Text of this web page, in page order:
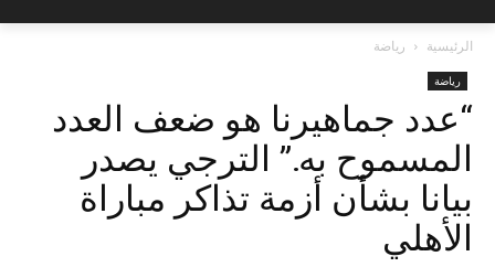
الرئيسية رياضة
رياضة
“عدد جماهيرنا هو ضعف العدد
المسموح به.” الترجي يصدر
بيانا بشأن أزمة تذاكر مباراة
الأهلي